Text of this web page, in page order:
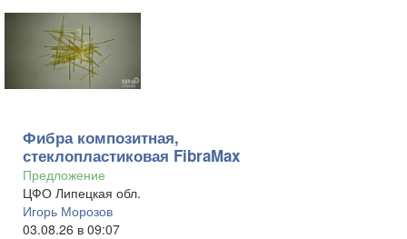
Фибра композитная,
стеклопластиковая FibraMax
Предложение
ЦФО Липецкая обл.
Игорь Морозов
03.08.26 в 09:07